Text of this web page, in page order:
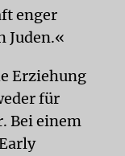
enger
Juden.«
Erziehung
für
Bei einem